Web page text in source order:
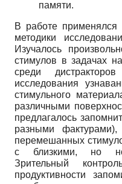
памяти.
В работе
методики
Изучалось
стимулов в задачах
среди
исследования
стимульного
различными
предлагалось
разными
перемешанных
с близкими, но
Зрительный
продуктивности